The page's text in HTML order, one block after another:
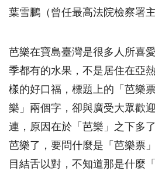
葉雪鵬（曾任最高法院檢察署主
芭樂在寶島臺灣是很多人所喜
季都有的水果，不是居住在亞
樣的好口福，標題上的「芭樂
樂」兩個字，卻與廣受大眾歡
連，原因在於「芭樂」之下多
芭樂了，要問什麼是「芭樂票
目結舌以對，不知道那是什麼